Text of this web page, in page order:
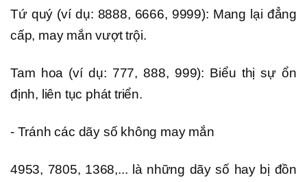
Tứ quý (ví dụ: 8888, 6666, 9999): Mang lại đẳng
cấp, may mắn vượt trội.
Tam hoa (ví dụ: 777, 888, 999): Biểu thị sự ổn
định, liên tục phát triển.
- Tránh các dãy số không may mắn
4953, 7805, 1368,... là những dãy số hay bị đồn